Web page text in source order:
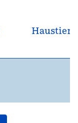
Haustiere